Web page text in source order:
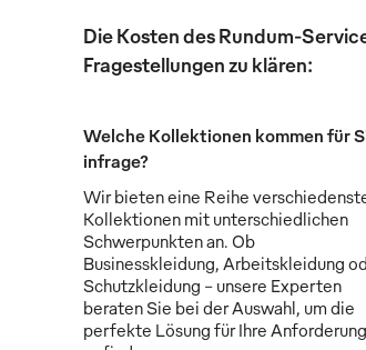
Die Kosten des Rundum-
Fragestellungen zu klären:
Welche Kollektionen kommen für
infrage?
Wir bieten eine Reihe
Kollektionen mit unterschiedlichen
Schwerpunkten an. Ob
Businesskleidung, Arbeitskleidung
Schutzkleidung - unsere Experten
beraten Sie bei der Auswahl, um die
perfekte Lösung für Ihre